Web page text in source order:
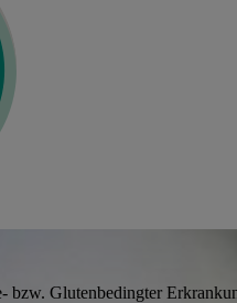
bzw. Glutenbedingter